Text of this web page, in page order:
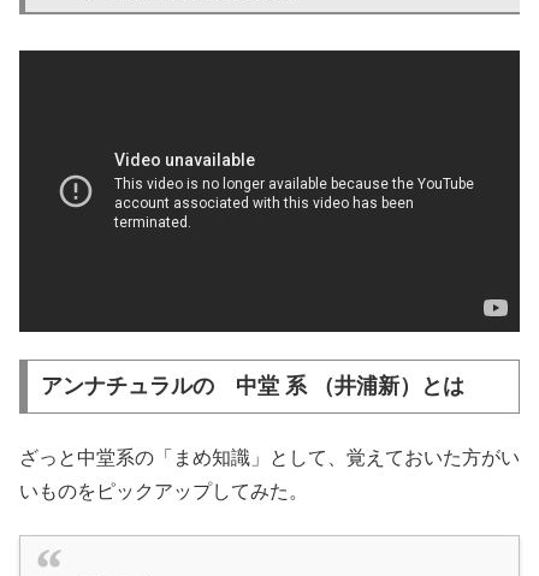
アンナチュラルの 中堂 系 （井浦新）とは
ざっと中堂系の「まめ知識」として、覚えておいた方がい
いものをピックアップしてみた。